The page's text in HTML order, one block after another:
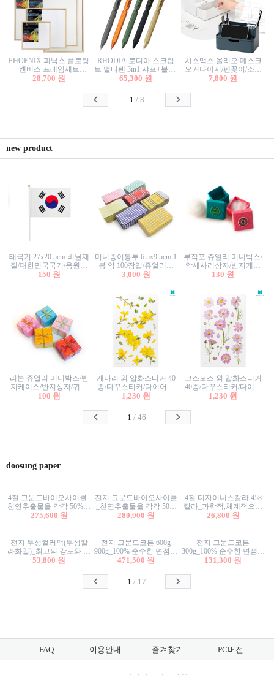
PHOENIX 피닉스 플로팅
캔버스 프레임세트
50x50cm/액자캔버스/인테
28,700 원
RHODIA 로디아 스크립
트 멀티펜 3in1 샤프+볼펜/
무광택 알루미늄 육각배
65,300 원
시스맥스 올리오 데스크
오거나이저/펜꽂이/소품
꽂이/소품함/정리함/수납
7,800 원
1 / 8
new product
태극기 27x20.5cm 비닐재
질/대한민국국기/응원깃
발/행사깃발
150 원
미니종이봉투 6.5x9.5cm 1
봉 약 100장입/쥬얼리봉
투/증명사진봉투/악세사
3,000 원
부직포 쥬얼리 미니박스/
악세사리상자/반지케이
스/반지상자/귀걸이상자/
130 원
리본 쥬얼리 미니박스/반
지케이스/반지상자/귀걸
이상자/귀걸이박스/악세
100 원
개나리 외 압화스티커 40
종/다꾸스티커/다이어리
꾸미기/꽃스티커/자연물
1,230 원
코스모스 외 압화스티커
40종/다꾸스티커/다이어
리꾸미기/꽃스티커/자연
1,230 원
1 /46
doosung paper
4절 그문드바이오사이클_
천연추출물을 각각 50%이
상 함유한 친환경그래픽
275,600 원
전지 그문드바이오사이클
_천연추출물을 각각 50%
이상 함유한 친환경그래
280,900 원
4절 디자이너스칼라 458
칼라_과학적,체계적으로
분류된 200색을 갖춘 색지
26,800 원
전지 두성컬러팩(두성칼
라화일)_최고의 강도와 평
활성을 지닌 다양한 컬러
53,800 원
전지 그문드코튼 600g
900g_100% 순수한 면섬유
로 만든 친환경프리미엄
471,500 원
전지 그문드코튼
300g_100% 순수한 면섬유
로 만든 친환경프리미엄
131,300 원
1 / 17
FAQ 이용안내 즐겨찾기 PC버전